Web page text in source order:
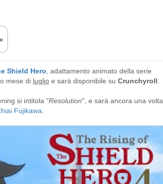
Shield Hero , adattamento animato della serie
mese di luglio e sarà disponibile su Crunchyroll
si intitola "Resolution", e sarà ancora una volta
Fujikawa